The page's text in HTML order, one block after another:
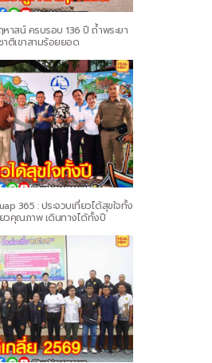
าสน์ ครบรอบ 136 ปี ถ้ำพระยา
ติเขาสามร้อยยอด
365 : ประจวบเที่ยวได้สุขใจทั้ง
วคุณภาพ เดินทางได้ทั้งปี